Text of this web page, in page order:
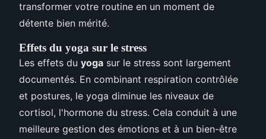
transformer votre routine en un moment de
détente bien mérité.
Effets du yoga sur le stress
Les effets du yoga sur le stress sont largement
documentés. En combinant respiration contrôlée
et postures, le yoga diminue les niveaux de
cortisol, l'hormone du stress. Cela conduit à une
meilleure gestion des émotions et à un bien-être